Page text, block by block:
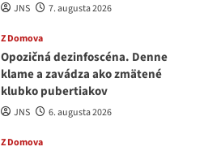
JNS 7. augusta 2026
Z Domova
Opozičná dezinfoscéna. Denne
klame a zavádza ako zmätené
klubko pubertiakov
JNS 6. augusta 2026
Z Domova